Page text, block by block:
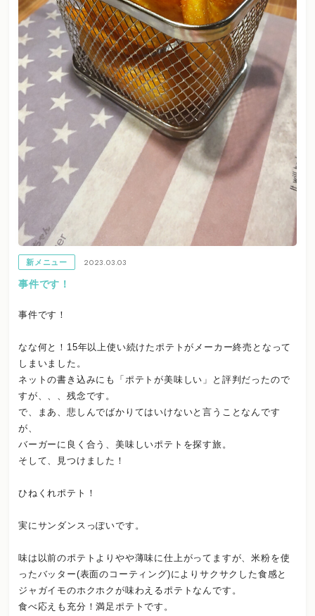
新メニュー
2023.03.03
事件です！
事件です！
なな何と！15年以上使い続けたポテトがメーカー終売となって
しまいました。
ネットの書き込みにも「ポテトが美味しい」と評判だったので
すが、、、残念です。
で、まあ、悲しんでばかりてはいけないと言うことなんです
が、
バーガーに良く合う、美味しいポテトを探す旅。
そして、見つけました！
ひねくれポテト！
実にサンダンスっぽいです。
味は以前のポテトよりやや薄味に仕上がってますが、米粉を使
ったバッター(表面のコーティング)によりサクサクした食感と
ジャガイモのホクホクが味わえるポテトなんです。
食べ応えも充分！満足ポテトです。